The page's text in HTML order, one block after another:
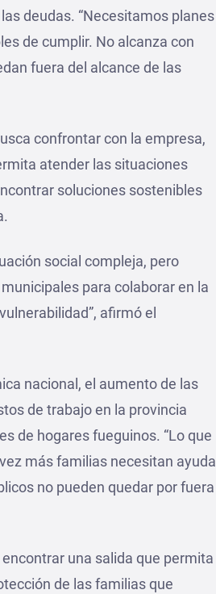
deudas. “Necesitamos planes
de cumplir. No alcanza con
fuera del alcance de las
confrontar con la empresa,
atender las situaciones
soluciones sostenibles
social compleja, pero
para colaborar en la
afirmó el
nacional, el aumento de las
de trabajo en la provincia
de hogares fueguinos. “Lo que
más familias necesitan ayuda
no pueden quedar por fuera
una salida que permita
de las familias que